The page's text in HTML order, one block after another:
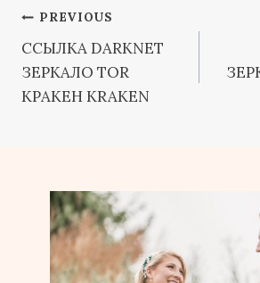
Post
navigation
PREVIOUS
ССЫЛКА DARKNET
ЗЕРКАЛО TOR
КРАКЕН KRAKEN